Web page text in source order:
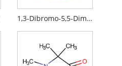
1,3-Dibromo-5,5-Dimethylhydantoin